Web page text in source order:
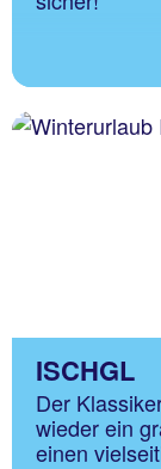
ISCHGL
Der
wieder ein
einen